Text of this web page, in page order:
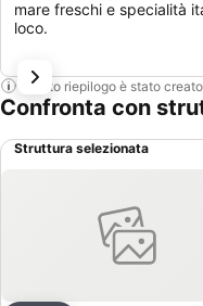
mare freschi e specialità
loco.
Questo riepilogo è stato
Confronta con
Struttura selezionata